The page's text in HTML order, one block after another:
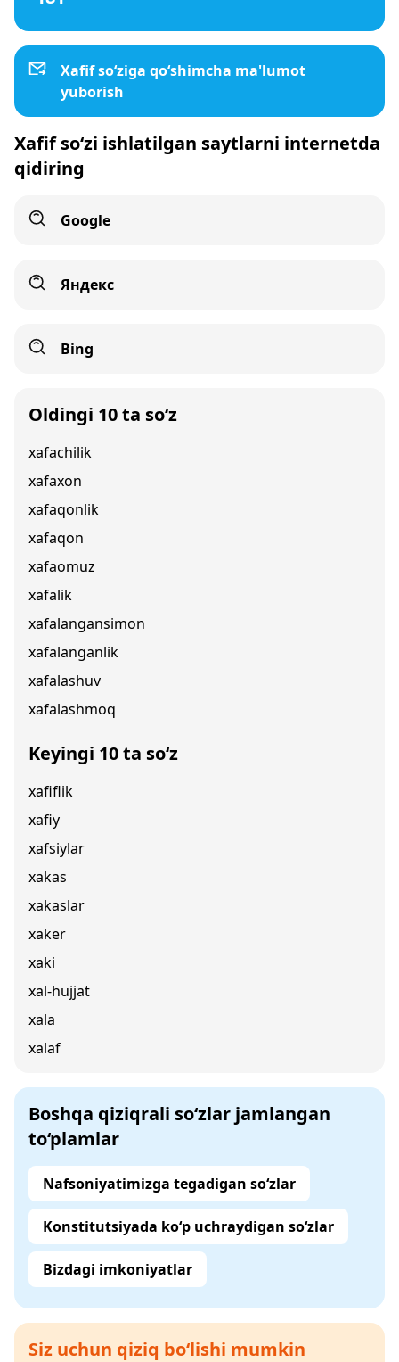
Xafif so‘ziga qo‘shimcha ma'lumot
yuborish
Xafif so‘zi ishlatilgan saytlarni internetda
qidiring
Google
Яндекс
Bing
Oldingi 10 ta so‘z
xafachilik
xafaxon
xafaqonlik
xafaqon
xafaomuz
xafalik
xafalangansimon
xafalanganlik
xafalashuv
xafalashmoq
Keyingi 10 ta so‘z
xafiflik
xafiy
xafsiylar
xakas
xakaslar
xaker
xaki
xal-hujjat
xala
xalaf
Boshqa qiziqrali so‘zlar jamlangan
to‘plamlar
Nafsoniyatimizga tegadigan so‘zlar
Konstitutsiyada ko‘p uchraydigan so‘zlar
Bizdagi imkoniyatlar
Siz uchun qiziq bo‘lishi mumkin